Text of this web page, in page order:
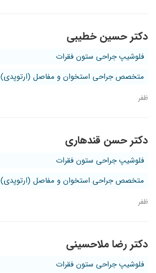
دکتر حسین خطیبی
فلوشیپ جراحی ستون فقرات
متخصص جراحی استخوان و مفاصل (ارتوپدی)
ظفر
دکتر حسن قندهاری
فلوشیپ جراحی ستون فقرات
متخصص جراحی استخوان و مفاصل (ارتوپدی)
ظفر
دکتر رضا ملاحسینی
فلوشیپ جراحی ستون فقرات